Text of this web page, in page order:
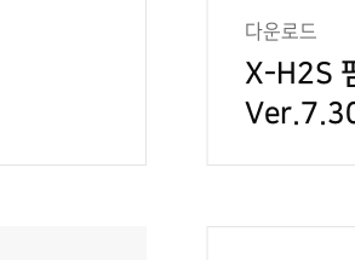
다운로드
X-H2S